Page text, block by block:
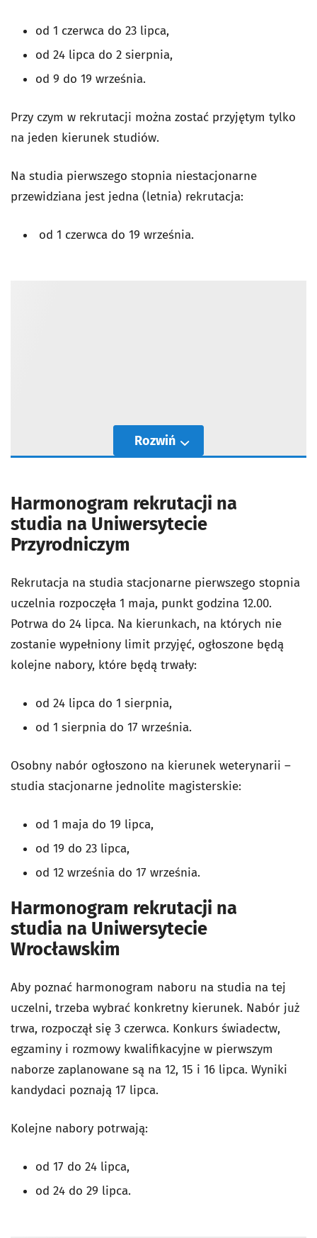
od 1 czerwca do 23 lipca,
od 24 lipca do 2 sierpnia,
od 9 do 19 września.
Przy czym w rekrutacji można zostać przyjętym tylko
na jeden kierunek studiów.
Na studia pierwszego stopnia niestacjonarne
przewidziana jest jedna (letnia) rekrutacja:
od 1 czerwca do 19 września.
Rozwiń
Harmonogram rekrutacji na
studia na Uniwersytecie
Przyrodniczym
Rekrutacja na studia stacjonarne pierwszego stopnia
uczelnia rozpoczęła 1 maja, punkt godzina 12.00.
Potrwa do 24 lipca. Na kierunkach, na których nie
zostanie wypełniony limit przyjęć, ogłoszone będą
kolejne nabory, które będą trwały:
od 24 lipca do 1 sierpnia,
od 1 sierpnia do 17 września.
Osobny nabór ogłoszono na kierunek weterynarii –
studia stacjonarne jednolite magisterskie:
od 1 maja do 19 lipca,
od 19 do 23 lipca,
od 12 września do 17 września.
Harmonogram rekrutacji na
studia na Uniwersytecie
Wrocławskim
Aby poznać harmonogram naboru na studia na tej
uczelni, trzeba wybrać konkretny kierunek. Nabór już
trwa, rozpoczął się 3 czerwca. Konkurs świadectw,
egzaminy i rozmowy kwalifikacyjne w pierwszym
naborze zaplanowane są na 12, 15 i 16 lipca. Wyniki
kandydaci poznają 17 lipca.
Kolejne nabory potrwają:
od 17 do 24 lipca,
od 24 do 29 lipca.